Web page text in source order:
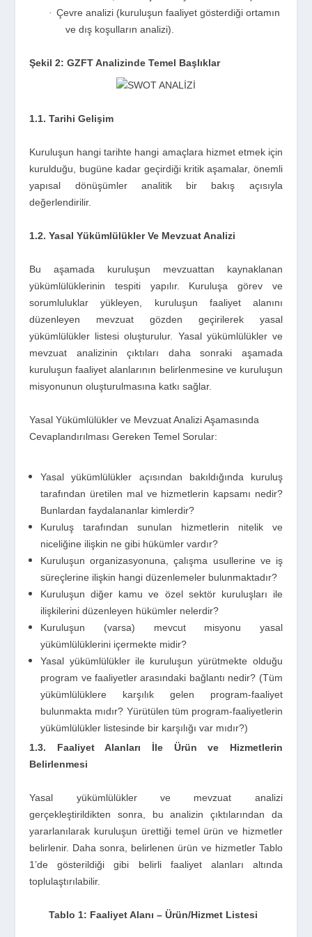
· Çevre analizi (kuruluşun faaliyet gösterdiği ortamın
ve dış koşulların analizi).
Şekil 2: GZFT Analizinde Temel Başlıklar
1.1. Tarihi Gelişim
Kuruluşun hangi tarihte hangi amaçlara hizmet etmek için
kurulduğu, bugüne kadar geçirdiği kritik aşamalar, önemli
yapısal dönüşümler analitik bir bakış açısıyla
değerlendirilir.
1.2. Yasal Yükümlülükler Ve Mevzuat Analizi
Bu aşamada kuruluşun mevzuattan kaynaklanan
yükümlülüklerinin tespiti yapılır. Kuruluşa görev ve
sorumluluklar yükleyen, kuruluşun faaliyet alanını
düzenleyen mevzuat gözden geçirilerek yasal
yükümlülükler listesi oluşturulur. Yasal yükümlülükler ve
mevzuat analizinin çıktıları daha sonraki aşamada
kuruluşun faaliyet alanlarının belirlenmesine ve kuruluşun
misyonunun oluşturulmasına katkı sağlar.
Yasal Yükümlülükler ve Mevzuat Analizi Aşamasında
Cevaplandırılması Gereken Temel Sorular:
Yasal yükümlülükler açısından bakıldığında kuruluş
tarafından üretilen mal ve hizmetlerin kapsamı nedir?
Bunlardan faydalananlar kimlerdir?
Kuruluş tarafından sunulan hizmetlerin nitelik ve
niceliğine ilişkin ne gibi hükümler vardır?
Kuruluşun organizasyonuna, çalışma usullerine ve iş
süreçlerine ilişkin hangi düzenlemeler bulunmaktadır?
Kuruluşun diğer kamu ve özel sektör kuruluşları ile
ilişkilerini düzenleyen hükümler nelerdir?
Kuruluşun (varsa) mevcut misyonu yasal
yükümlülüklerini içermekte midir?
Yasal yükümlülükler ile kuruluşun yürütmekte olduğu
program ve faaliyetler arasındaki bağlantı nedir? (Tüm
yükümlülüklere karşılık gelen program-faaliyet
bulunmakta mıdır? Yürütülen tüm program-faaliyetlerin
yükümlülükler listesinde bir karşılığı var mıdır?)
1.3. Faaliyet Alanları İle Ürün ve Hizmetlerin
Belirlenmesi
Yasal yükümlülükler ve mevzuat analizi
gerçekleştirildikten sonra, bu analizin çıktılarından da
yararlanılarak kuruluşun ürettiği temel ürün ve hizmetler
belirlenir. Daha sonra, belirlenen ürün ve hizmetler Tablo
1’de gösterildiği gibi belirli faaliyet alanları altında
toplulaştırılabilir.
Tablo 1: Faaliyet Alanı – Ürün/Hizmet Listesi